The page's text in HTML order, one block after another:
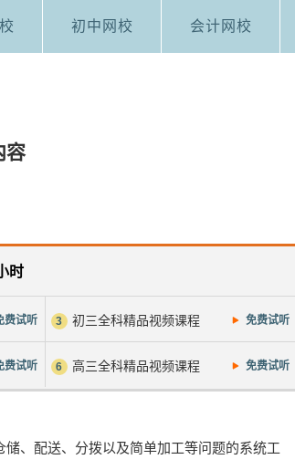
初中网校 会计网校
容
时
费试听 3 初三全科精品视频课程 免费试听
费试听 6 高三全科精品视频课程 免费试听
、配送、分拨以及简单加工等问题的系统工